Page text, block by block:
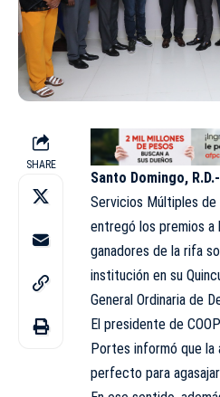
SHARE
Santo Domingo, R.D.-
Servicios Múltiples de
entregó los premios a
ganadores de la rifa
institución en su
General Ordinaria de
El presidente de
Portes informó que
perfecto para